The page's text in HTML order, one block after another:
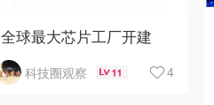
全球最大芯片工厂开建
科技圈观察 11 4